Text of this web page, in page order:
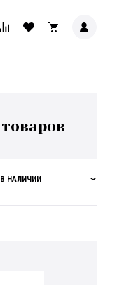
товаров
В НАЛИЧИИ